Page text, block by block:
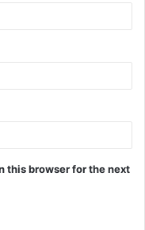
this browser for the next